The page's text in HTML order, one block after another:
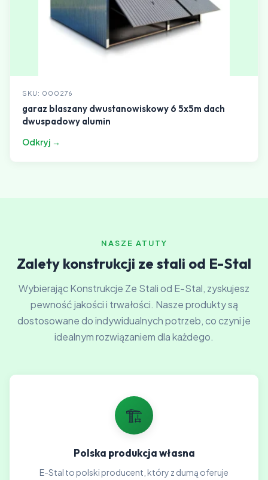
SKU: 000276
garaz blaszany dwustanowiskowy 6 5x5m dach
dwuspadowy alumin
Odkryj →
NASZE ATUTY
Zalety konstrukcji ze stali od E-Stal
Wybierając Konstrukcje Ze Stali od E-Stal, zyskujesz
pewność jakości i trwałości. Nasze produkty są
dostosowane do indywidualnych potrzeb, co czyni je
idealnym rozwiązaniem dla każdego.
🏗️
Polska produkcja własna
E-Stal to polski producent, który z dumą oferuje